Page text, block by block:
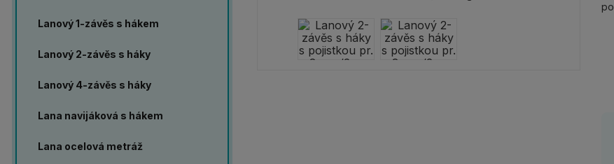
Lanový 1-závěs s hákem
Lanový 2-závěs s háky
Lanový 4-závěs s háky
Lana navijáková s hákem
Lana ocelová metráž